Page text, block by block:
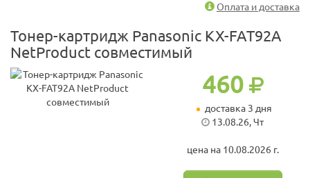
Оплата и доставка
Тонер-картридж Panasonic KX-FAT92A
NetProduct совместимый
460
доставка 3 дня
13.08.26, Чт
цена на 10.08.2026 г.